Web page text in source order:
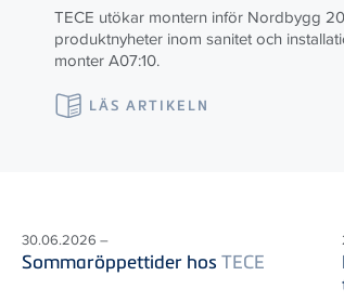
TECE utökar montern inför Nordbygg
produktnyheter inom sanitet och
monter A07:10.
LÄS ARTIKELN
30.06.2026 –
Sommaröppettider hos TECE